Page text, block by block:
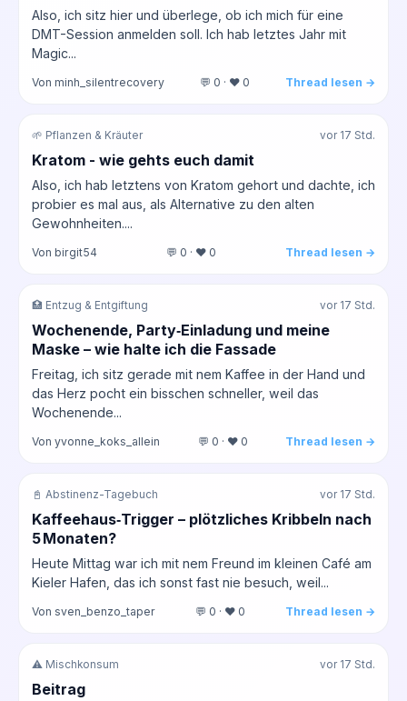
Also, ich sitz hier und überlege, ob ich mich für eine
DMT-Session anmelden soll. Ich hab letztes Jahr mit
Magic...
Von minh_silentrecovery 💬 0 · ❤️ 0 Thread lesen →
🌱 Pflanzen & Kräuter vor 17 Std.
Kratom - wie gehts euch damit
Also, ich hab letztens von Kratom gehort und dachte, ich
probier es mal aus, als Alternative zu den alten
Gewohnheiten....
Von birgit54 💬 0 · ❤️ 0 Thread lesen →
🏥 Entzug & Entgiftung vor 17 Std.
Wochenende, Party‑Einladung und meine
Maske – wie halte ich die Fassade
Freitag, ich sitz gerade mit nem Kaffee in der Hand und
das Herz pocht ein bisschen schneller, weil das
Wochenende...
Von yvonne_koks_allein 💬 0 · ❤️ 0 Thread lesen →
📓 Abstinenz-Tagebuch vor 17 Std.
Kaffeehaus‑Trigger – plötzliches Kribbeln nach
5 Monaten?
Heute Mittag war ich mit nem Freund im kleinen Café am
Kieler Hafen, das ich sonst fast nie besuch, weil...
Von sven_benzo_taper 💬 0 · ❤️ 0 Thread lesen →
⚠️ Mischkonsum vor 17 Std.
Beitrag